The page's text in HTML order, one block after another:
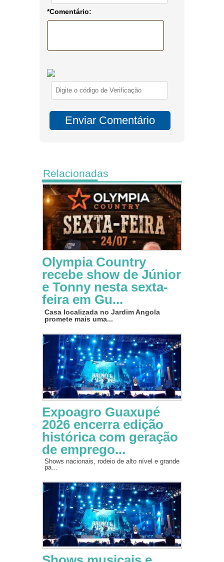
*Comentário:
Relacionadas
Olympia Country
recebe show de Júnior
e Tonny nesta sexta-
feira em Gu...
Casa localizada no Jardim Angola
promete mais uma...
Expoagro Guaxupé
2026 encerra edição
histórica com geração
de emprego...
Shows nacionais, rodeio de alto nível e grande
pa...